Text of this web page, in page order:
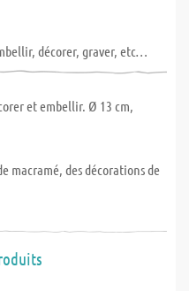
décorer, graver, etc…
et embellir. Ø 13 cm,
macramé, des décorations de